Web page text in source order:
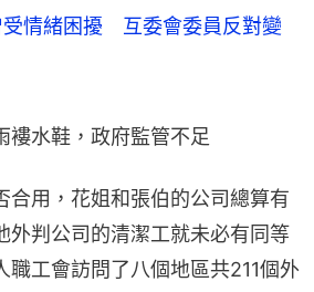
受情緒困擾 互委會委員反對變
褸水鞋，政府監管不足
合用，花姐和張伯的公司總算有
外判公司的清潔工就未必有同等
職工會訪問了八個地區共211個外